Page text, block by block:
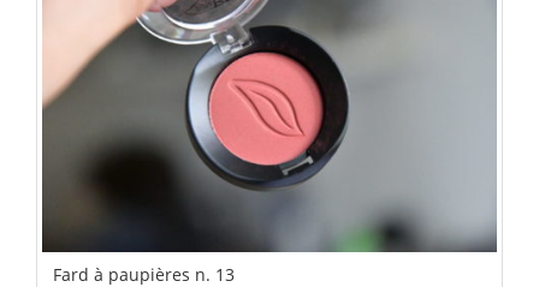
Fard à paupières n. 13